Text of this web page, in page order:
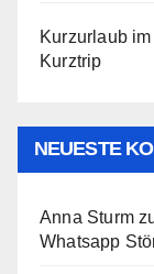
Kurzurlaub
Kurztrip
NEUESTE
Anna Sturm
Whatsapp